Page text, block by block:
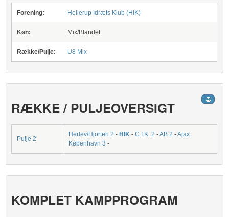
Forening: Hellerup Idræts Klub (HIK)
Køn: Mix/Blandet
Række/Pulje: U8 Mix
RÆKKE / PULJEOVERSIGT
Pulje 2
Herlev/Hjorten 2 - HIK -C.I.K. 2 -AB 2 -Ajax
København 3 -
KOMPLET KAMPPROGRAM